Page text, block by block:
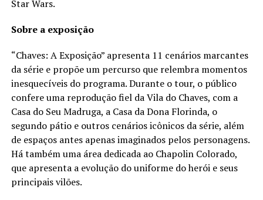
Star Wars.
Sobre a exposição
“Chaves: A Exposição” apresenta 11 cenários marcantes
da série e propõe um percurso que relembra momentos
inesquecíveis do programa. Durante o tour, o público
confere uma reprodução fiel da Vila do Chaves, com a
Casa do Seu Madruga, a Casa da Dona Florinda, o
segundo pátio e outros cenários icônicos da série, além
de espaços antes apenas imaginados pelos personagens.
Há também uma área dedicada ao Chapolin Colorado,
que apresenta a evolução do uniforme do herói e seus
principais vilões.